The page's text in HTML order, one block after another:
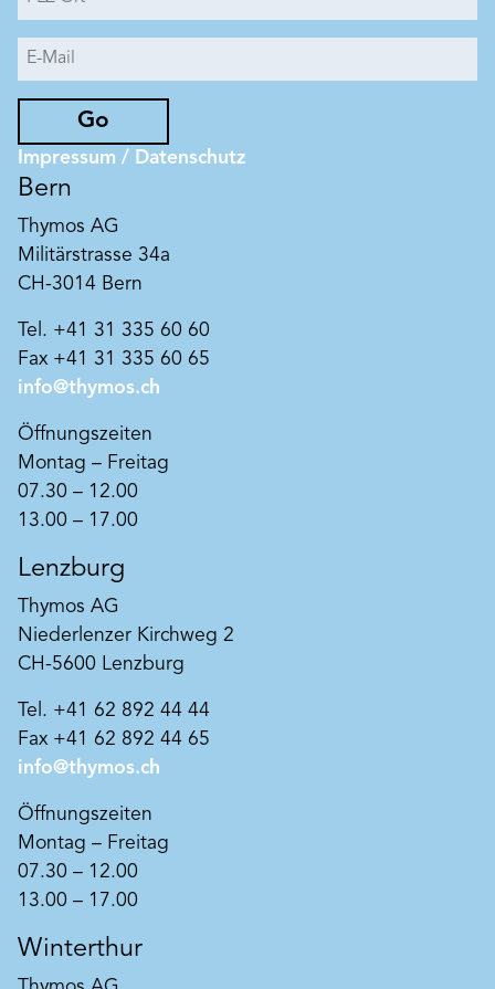
Go
Impressum / Datenschutz
Bern
Thymos AG
Militärstrasse 34a
CH-3014 Bern
Tel. +41 31 335 60 60
Fax +41 31 335 60 65
info@thymos.ch
Öffnungszeiten
Montag – Freitag
07.30 – 12.00
13.00 – 17.00
Lenzburg
Thymos AG
Niederlenzer Kirchweg 2
CH-5600 Lenzburg
Tel. +41 62 892 44 44
Fax +41 62 892 44 65
info@thymos.ch
Öffnungszeiten
Montag – Freitag
07.30 – 12.00
13.00 – 17.00
Winterthur